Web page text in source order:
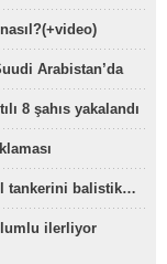
nasıl?(+video)
Arabistan’da
8 şahıs yakalandı
tankerini balistik…
ilerliyor